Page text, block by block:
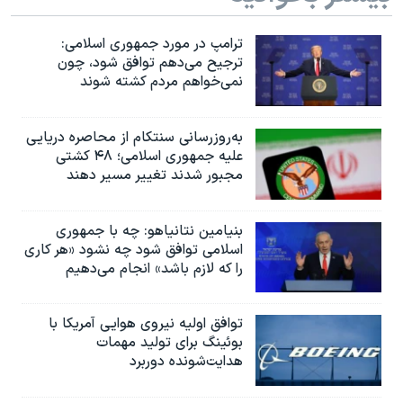
ترامپ در مورد جمهوری اسلامی:
ترجیح می‌دهم توافق شود، چون
نمی‌خواهم مردم کشته شوند
به‌روزرسانی سنتکام از محاصره دریایی
علیه جمهوری اسلامی؛ ۴۸ کشتی
مجبور شدند تغییر مسیر دهند
بنیامین نتانیاهو: چه با جمهوری
اسلامی توافق شود چه نشود «هر کاری
را که لازم باشد» انجام می‌دهیم
توافق اولیه نیروی هوایی آمریکا با
بوئينگ برای تولید مهمات
هدایت‌شونده دوربرد